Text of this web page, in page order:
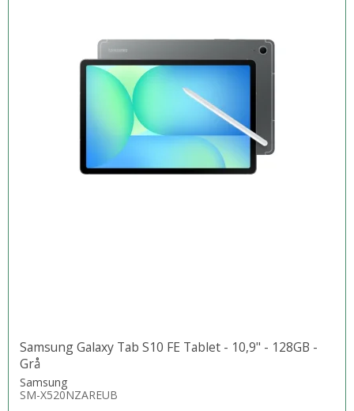
Samsung Galaxy Tab S10 FE Tablet - 10,9" - 128GB -
Grå
Samsung
SM-X520NZAREUB